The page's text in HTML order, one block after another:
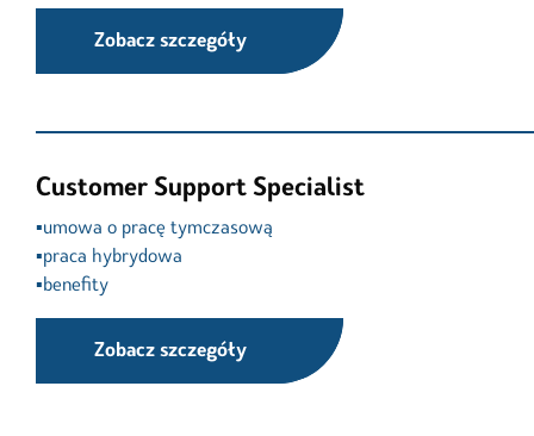
Zobacz szczegóły
Customer Support Specialist
▪️umowa o pracę tymczasową
▪️praca hybrydowa
▪️benefity
Zobacz szczegóły